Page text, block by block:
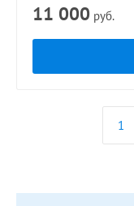
11 000 руб.
1